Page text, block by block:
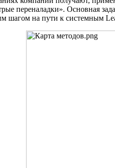
переналадки». Основная
шагом на пути к системным